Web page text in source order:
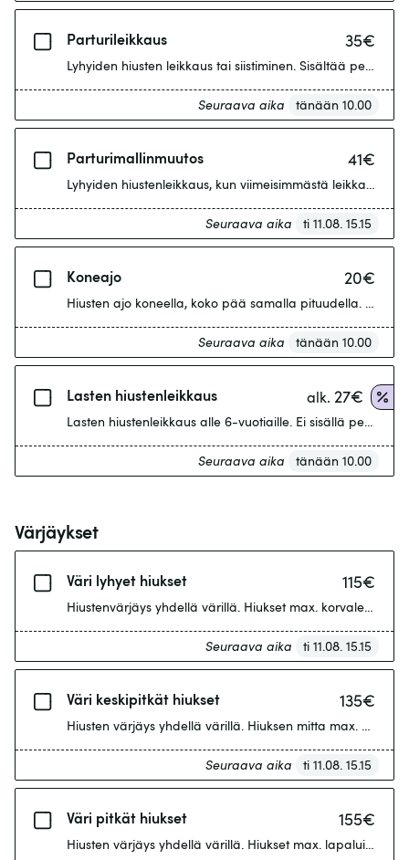
Parturileikkaus 35€
Lyhyiden hiusten leikkaus tai siistiminen. Sisältää pesun.
Seuraava aika tänään 10.00
Parturimallinmuutos 41€
Lyhyiden hiustenleikkaus, kun viimeisimmästä
Seuraava aika ti 11.08. 15.15
Koneajo 20€
Hiusten ajo koneella, koko pää samalla pituudella. Ei
Seuraava aika tänään 10.00
Lasten hiustenleikkaus alk. 27€
Lasten hiustenleikkaus alle 6-vuotiaille. Ei sisällä pesua.
Seuraava aika tänään 10.00
Värjäykset
Väri lyhyet hiukset 115€
Hiustenvärjäys yhdellä värillä. Hiukset max. korvalehden
Seuraava aika ti 11.08. 15.15
Väri keskipitkät hiukset 135€
Hiusten värjäys yhdellä värillä. Hiuksen mitta max.
Seuraava aika ti 11.08. 15.15
Väri pitkät hiukset 155€
Hiusten värjäys yhdellä värillä. Hiukset max. lapaluiden